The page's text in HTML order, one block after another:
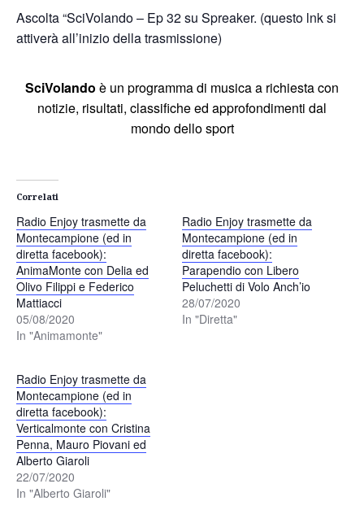
Ascolta “SciVolando – Ep 32 su Spreaker. (questo lnk si
attiverà all’inizio della trasmissione)
SciVolando è un programma di musica a richiesta con
notizie, risultati, classifiche ed approfondimenti dal
mondo dello sport
Correlati
Radio Enjoy trasmette da
Montecampione (ed in
diretta facebook):
AnimaMonte con Delia ed
Olivo Filippi e Federico
Mattiacci
05/08/2020
In "Animamonte"
Radio Enjoy trasmette da
Montecampione (ed in
diretta facebook):
Parapendio con Libero
Peluchetti di Volo Anch’io
28/07/2020
In "Diretta"
Radio Enjoy trasmette da
Montecampione (ed in
diretta facebook):
Verticalmonte con Cristina
Penna, Mauro Piovani ed
Alberto Giaroli
22/07/2020
In "Alberto Giaroli"